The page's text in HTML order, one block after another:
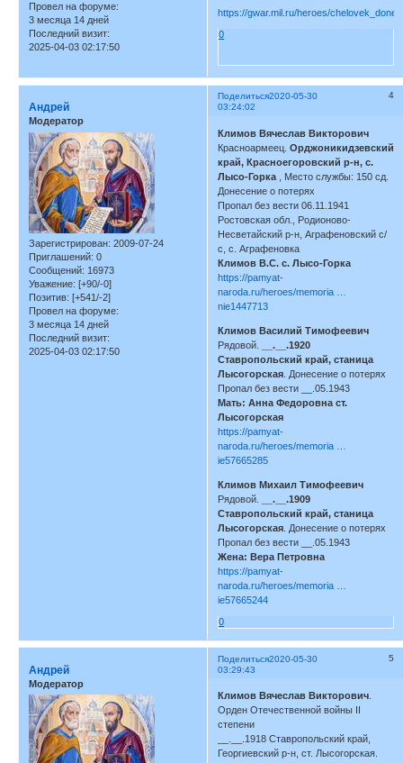
Провел на форуме:
3 месяца 14 дней
Последний визит:
2025-04-03 02:17:50
https://gwar.mil.ru/heroes/
0
Поделиться 4
2020-05-30
03:24:02
Андрей
Модератор
Зарегистрирован: 2009-07-24
Приглашений: 0
Сообщений: 16973
Уважение: [+90/-0]
Позитив: [+541/-2]
Провел на форуме:
3 месяца 14 дней
Последний визит:
2025-04-03 02:17:50
Климов Вячеслав Викторович
Красноармеец.Орджоникидзевский
край, Красноегоровский р-н, с.
Лысо-Горка , Место службы: 150 сд.
Донесение о потерях
Пропал без вести 06.11.1941
Ростовская обл., Родионово-
Несветайский р-н, Аграфеновский с/
с, с. Аграфеновка
Климов В.С. с. Лысо-Горка
https://pamyat-
naroda.ru/heroes/memoria …
nie1447713
Климов Василий Тимофеевич
Рядовой.
__.__.1920
Ставропольский край, станица
Лысогорская . Донесение о потерях
Пропал без вести __.05.1943
Мать: Анна Федоровна ст.
Лысогорская
https://pamyat-
naroda.ru/heroes/memoria …
ie57665285
Климов Михаил Тимофеевич
Рядовой.
__.__.1909
Ставропольский край, станица
Лысогорская . Донесение о потерях
Пропал без вести __.05.1943
Жена: Вера Петровна
https://pamyat-
naroda.ru/heroes/memoria …
ie57665244
0
Поделиться 5
2020-05-30
03:29:43
Андрей
Модератор
Климов Вячеслав Викторович
Орден Отечественной войны II
степени
__.__.1918 Ставропольский край,
Георгиевский р-н, ст. Лысогорская.